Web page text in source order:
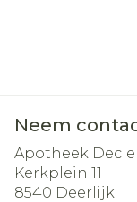
Neem
Apotheek
Kerkplein 11
8540 Deerlijk